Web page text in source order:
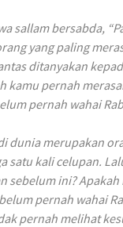
sallam bersabda,
yang paling
ditanyakan
kamu pernah
pernah wahai
dunia merupakan
satu kali celupan.
sebelum ini?
pernah wahai
pernah melihat